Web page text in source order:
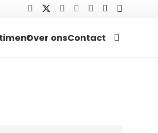
Over onsContact